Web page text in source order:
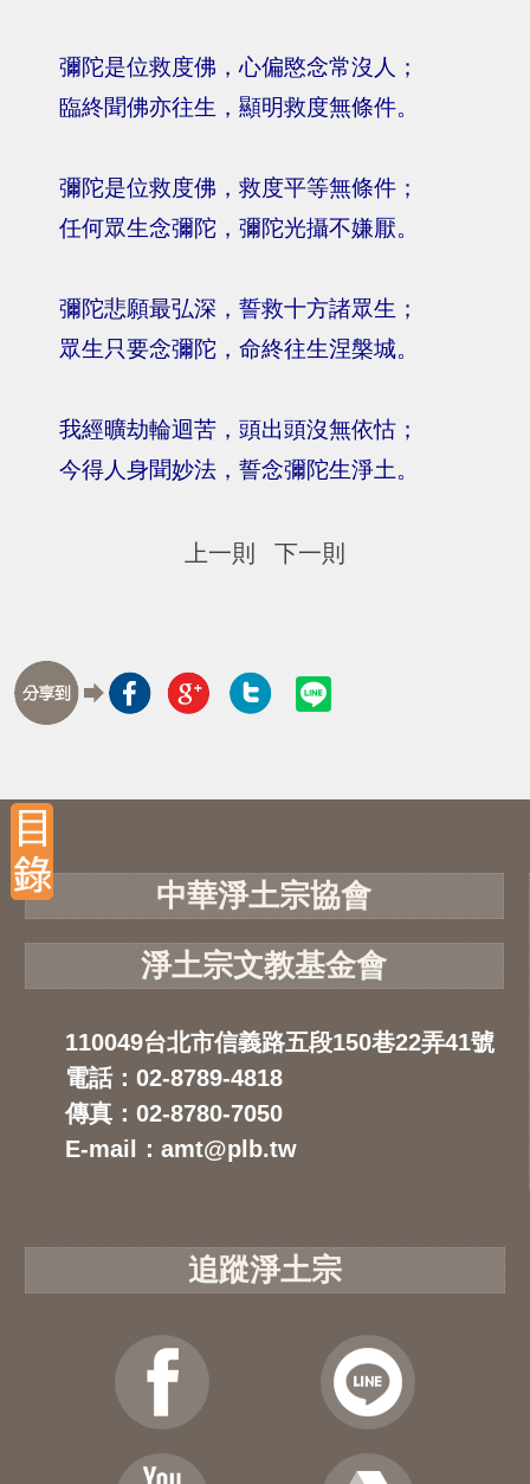
彌陀是位救度佛，心偏愍念常沒人；
臨終聞佛亦往生，顯明救度無條件。
彌陀是位救度佛，救度平等無條件；
任何眾生念彌陀，彌陀光攝不嫌厭。
彌陀悲願最弘深，誓救十方諸眾生；
眾生只要念彌陀，命終往生涅槃城。
我經曠劫輪迴苦，頭出頭沒無依怙；
今得人身聞妙法，誓念彌陀生淨土。
上一則 下一則
中華淨土宗協會
淨土宗文教基金會
110049台北市信義路五段150巷22弄41號
電話：02-8789-4818
傳真：02-8780-7050
E-mail：amt@plb.tw
追蹤淨土宗